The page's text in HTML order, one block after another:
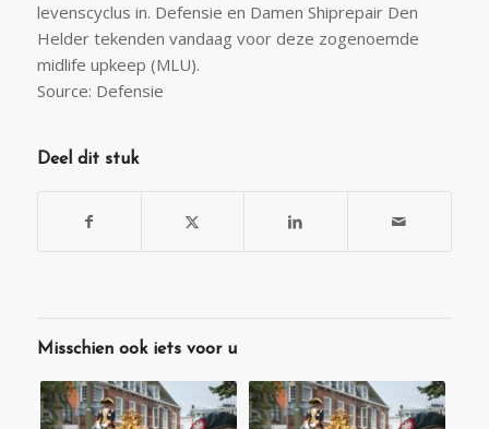
levenscyclus in. Defensie en Damen Shiprepair Den
Helder tekenden vandaag voor deze zogenoemde
midlife upkeep (MLU).
Source: Defensie
Deel dit stuk
Misschien ook iets voor u